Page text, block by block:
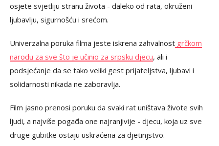
osjete svjetliju stranu života - daleko od rata, okruženi
ljubavlju, sigurnošću i srećom.
Univerzalna poruka filma jeste iskrena zahvalnost grčkom
narodu za sve što je učinio za srpsku djecu, ali i
podsjećanje da se tako veliki gest prijateljstva, ljubavi i
solidarnosti nikada ne zaboravlja.
Film jasno prenosi poruku da svaki rat uništava živote svih
ljudi, a najviše pogađa one najranjivije - djecu, koja uz sve
druge gubitke ostaju uskraćena za djetinjstvo.